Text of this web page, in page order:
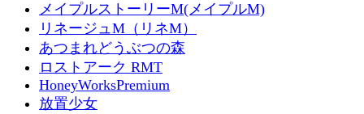
メイプルストーリーM(メイプルM)
リネージュM（リネM）
あつまれどうぶつの森
ロストアーク RMT
HoneyWorksPremium
放置少女